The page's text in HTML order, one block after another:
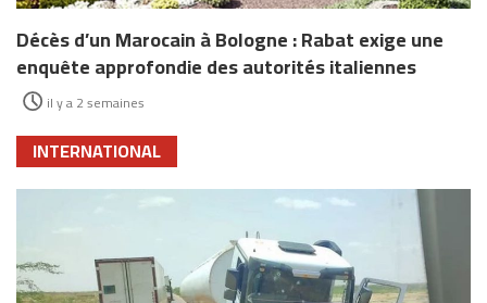
Décès d’un Marocain à Bologne : Rabat exige une
enquête approfondie des autorités italiennes
il y a 2 semaines
INTERNATIONAL